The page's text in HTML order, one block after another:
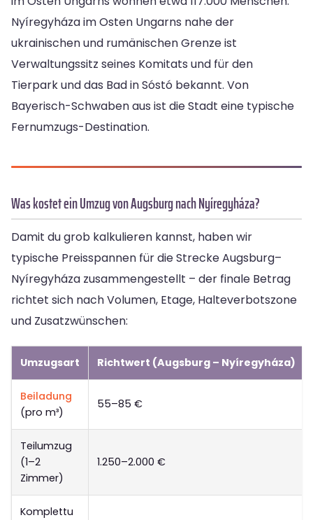
Nyíregyháza im Osten Ungarns nahe der
ukrainischen und rumänischen Grenze ist
Verwaltungssitz seines Komitats und für den
Tierpark und das Bad in Sóstó bekannt. Von
Bayerisch-Schwaben aus ist die Stadt eine typische
Fernumzugs-Destination.
Was kostet ein Umzug von Augsburg nach Nyíregyháza?
Damit du grob kalkulieren kannst, haben wir
typische Preisspannen für die Strecke Augsburg–
Nyíregyháza zusammengestellt – der finale Betrag
richtet sich nach Volumen, Etage, Halteverbotszone
und Zusatzwünschen:
Umzugsart Richtwert (Augsburg – Nyíregyháza)
Beiladung
(pro m³)
55–85 €
Teilumzug
(1–2
Zimmer)
1.250–2.000 €
Komplettu